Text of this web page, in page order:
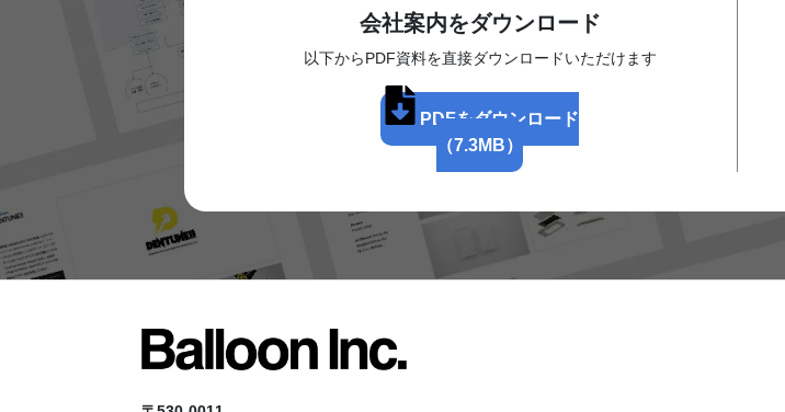
会社案内をダウンロード
以下からPDF資料を直接ダウンロードいただけます
PDFをダウンロード
（7.3MB）